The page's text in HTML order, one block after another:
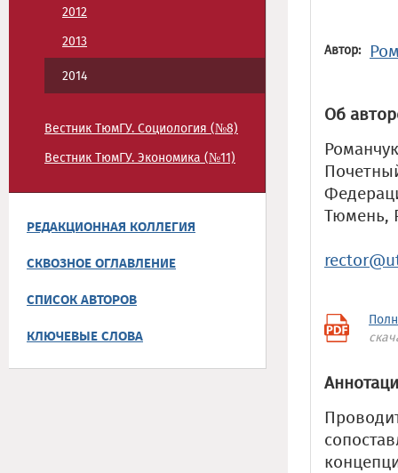
2012
2013
2014
Вестник ТюмГУ. Социология (№8)
Вестник ТюмГУ. Экономика (№11)
РЕДАКЦИОННАЯ КОЛЛЕГИЯ
СКВОЗНОЕ ОГЛАВЛЕНИЕ
СПИСОК АВТОРОВ
КЛЮЧЕВЫЕ СЛОВА
Автор:
Об
Тюмень,